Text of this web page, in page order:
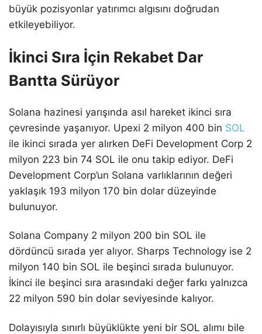
büyük pozisyonlar yatırımcı algısını doğrudan
etkileyebiliyor.
İkinci Sıra İçin Rekabet Dar
Bantta Sürüyor
Solana hazinesi yarışında asıl hareket ikinci sıra
çevresinde yaşanıyor. Upexi 2 milyon 400 bin SOL
ile ikinci sırada yer alırken DeFi Development Corp 2
milyon 223 bin 74 SOL ile onu takip ediyor. DeFi
Development Corp’un Solana varlıklarının değeri
yaklaşık 193 milyon 170 bin dolar düzeyinde
bulunuyor.
Solana Company 2 milyon 200 bin SOL ile
dördüncü sırada yer alıyor. Sharps Technology ise 2
milyon 140 bin SOL ile beşinci sırada bulunuyor.
İkinci ile beşinci sıra arasındaki değer farkı yalnızca
22 milyon 590 bin dolar seviyesinde kalıyor.
Dolayısıyla sınırlı büyüklükte yeni bir SOL alımı bile